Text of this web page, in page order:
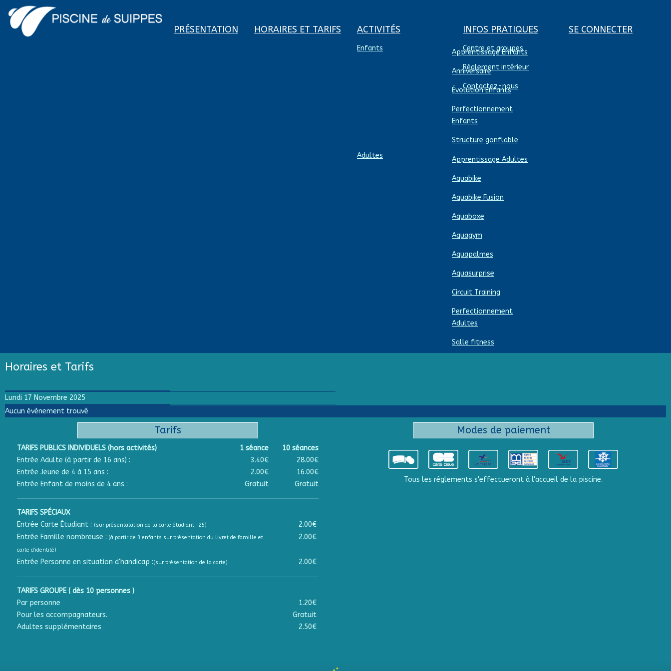
PRÉSENTATION HORAIRES ET TARIFS ACTIVITÉS
Enfants Apprentissage Enfants
Anniversaire
Évolution Enfants
Perfectionnement
Enfants
Structure gonflable
Adultes
Apprentissage Adultes
Aquabike
Aquabike Fusion
Aquaboxe
Aquagym
Aquapalmes
Aquasurprise
Circuit Training
Perfectionnement
Adultes
Salle fitness
INFOS PRATIQUES
Centre et groupes
Règlement intérieur
Contactez-nous
SE CONNECTER
Horaires et Tarifs
Lundi 17 Novembre 2025
Aucun évènement trouvé
Tarifs
TARIFS PUBLICS INDIVIDUELS (hors activités) 1 séance
10 séances
Entrée Adulte (à partir de 16 ans) :
3.40€
28.00€
Entrée Jeune de 4 à 15 ans :
2.00€
16.00€
Entrée Enfant de moins de 4 ans :
Gratuit Gratuit
TARIFS SPÉCIAUX
Entrée Carte Étudiant : (sur présentatation de la carte étudiant -25)
2.00€
Entrée Famille nombreuse : (à partir de 3 enfants sur présentation du livret de famille et
carte d'identité)
2.00€
Entrée Personne en situation d'handicap :(sur présentation de la carte) 2.00€
TARIFS GROUPE ( dès 10 personnes )
Par personne
1.20€
Pour les accompagnateurs.
Gratuit
Adultes supplémentaires
2.50€
Modes de paiement
Tous les réglements s'effectueront à l'accueil de la piscine.